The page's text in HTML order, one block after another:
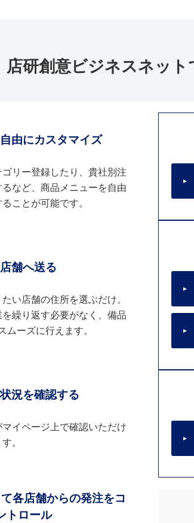
店研創意ビジネスネット
由にカスタマイズ
リー登録したり、貴社別注
など、商品メニューを自由
ことが可能です。
舗へ送る
い店舗の住所を選ぶだけ。
繰り返す必要がなく、備品
ムーズに行えます。
況を確認する
イページ上で確認いただけ
す。
各店舗からの発注をコ
トロール